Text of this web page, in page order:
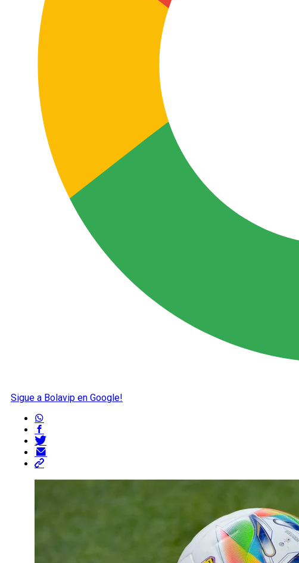
Sigue a Bolavip en Google!